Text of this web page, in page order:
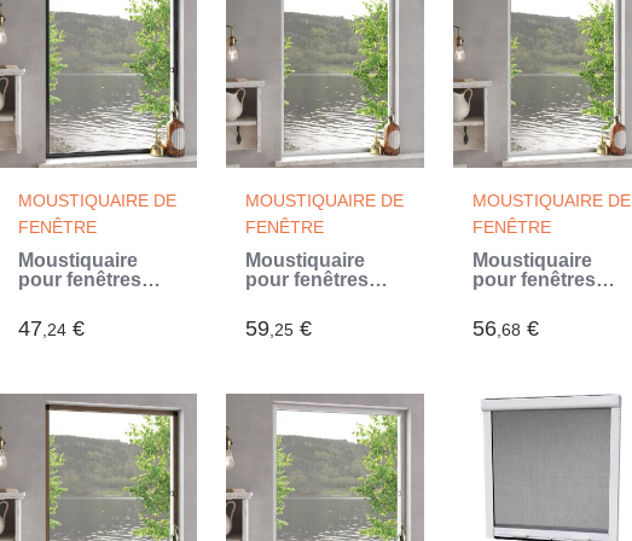
MOUSTIQUAIRE DE
FENÊTRE
Moustiquaire
pour fenêtres
80x100 cm (Gris)
47,24 €
MOUSTIQUAIRE DE
FENÊTRE
Moustiquaire
pour fenêtres
(Blanc)
59,25€
MOUSTIQUAIRE DE
FENÊTRE
Moustiquaire
pour fenêtres
(Blanc)
56,68 €